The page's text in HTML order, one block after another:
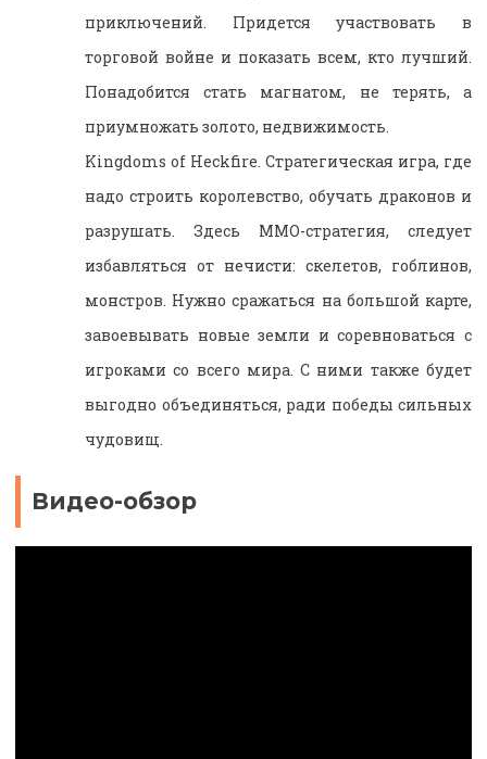
приключений. Придется участвовать в
торговой войне и показать всем, кто лучший.
Понадобится стать магнатом, не терять, а
приумножать золото, недвижимость.
Kingdoms of Heckfire. Стратегическая игра, где
надо строить королевство, обучать драконов и
разрушать. Здесь ММО-стратегия, следует
избавляться от нечисти: скелетов, гоблинов,
монстров. Нужно сражаться на большой карте,
завоевывать новые земли и соревноваться с
игроками со всего мира. С ними также будет
выгодно объединяться, ради победы сильных
чудовищ.
Видео-обзор